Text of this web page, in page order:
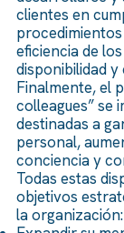
clientes en
eficiencia de
disponibilidad
Finalmente, el
colleagues” se
destinadas a
personal,
conciencia y
Todas estas
objetivos
la organización: